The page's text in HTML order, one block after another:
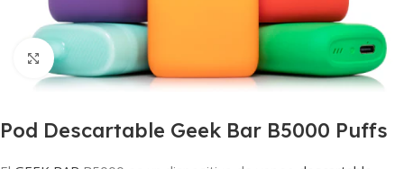
Haga clic para ampliar
Pod Descartable Geek Bar B5000 Puffs